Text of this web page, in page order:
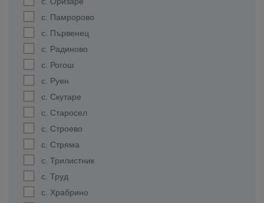
с. Памророво
с. Първенец
с. Радиново
с. Рогош
с. Руен
с. Скутаре
с. Старосел
с. Строево
с. Стряма
с. Трилистник
с. Труд
с. Храбрино